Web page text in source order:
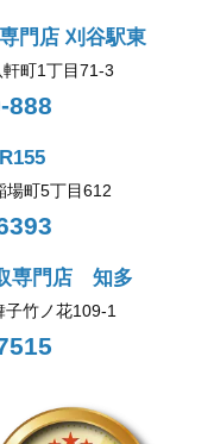
門店 刈谷駅東
町1丁目71-3
888
町5丁目612
専門店 知多
竹ノ花109-1